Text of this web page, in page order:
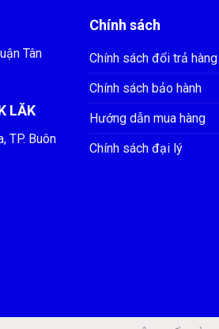
Tân
LĂK
TP. Buôn
Chính sách
Chính sách đổi trả hàng
Chính sách bảo hành
Hướng dẫn mua hàng
Chính sách đại lý